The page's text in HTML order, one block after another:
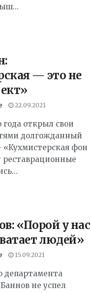
— это не
22.09.2021
года открыл свои
долгожданный
фон
реставрационные
«Порой у нас
людей»
15.09.2021
департамента
не успел